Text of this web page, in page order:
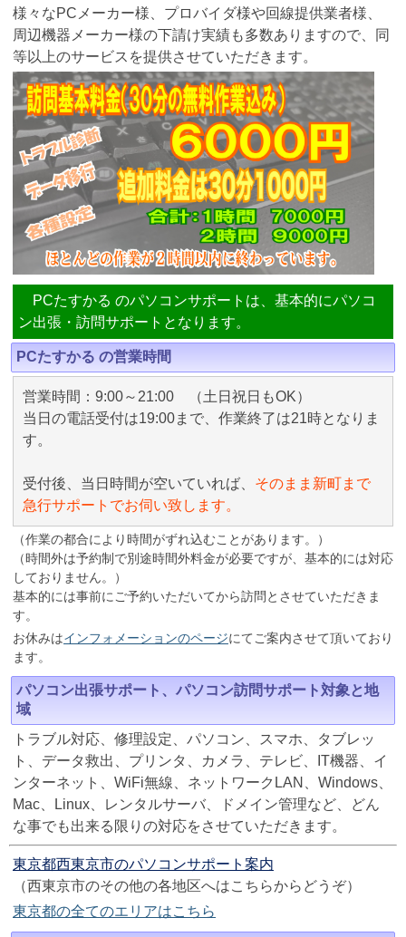
様々なPCメーカー様、プロバイダ様や回線提供業者様、
周辺機器メーカー様の下請け実績も多数ありますので、同
等以上のサービスを提供させていただきます。
PCたすかる のパソコンサポートは、基本的にパソコ
ン出張・訪問サポートとなります。
PCたすかる の営業時間
営業時間：9:00～21:00 （土日祝日もOK）
当日の電話受付は19:00まで、作業終了は21時となりま
す。
受付後、当日時間が空いていれば、 そのまま新町まで
急行サポートでお伺い致します。
（作業の都合により時間がずれ込むことがあります。）
（時間外は予約制で別途時間外料金が必要ですが、基本的には対応
しておりません。）
基本的には事前にご予約いただいてから訪問とさせていただきま
す。
お休みはインフォメーションのページにてご案内させて頂いており
ます。
パソコン出張サポート、パソコン訪問サポート対象と地
域
トラブル対応、修理設定、パソコン、スマホ、タブレッ
ト、データ救出、プリンタ、カメラ、テレビ、IT機器、イ
ンターネット、WiFi無線、ネットワークLAN、Windows、
Mac、Linux、レンタルサーバ、ドメイン管理など、どん
な事でも出来る限りの対応をさせていただきます。
東京都西東京市のパソコンサポート案内
（西東京市のその他の各地区へはこちらからどうぞ）
東京都の全てのエリアはこちら